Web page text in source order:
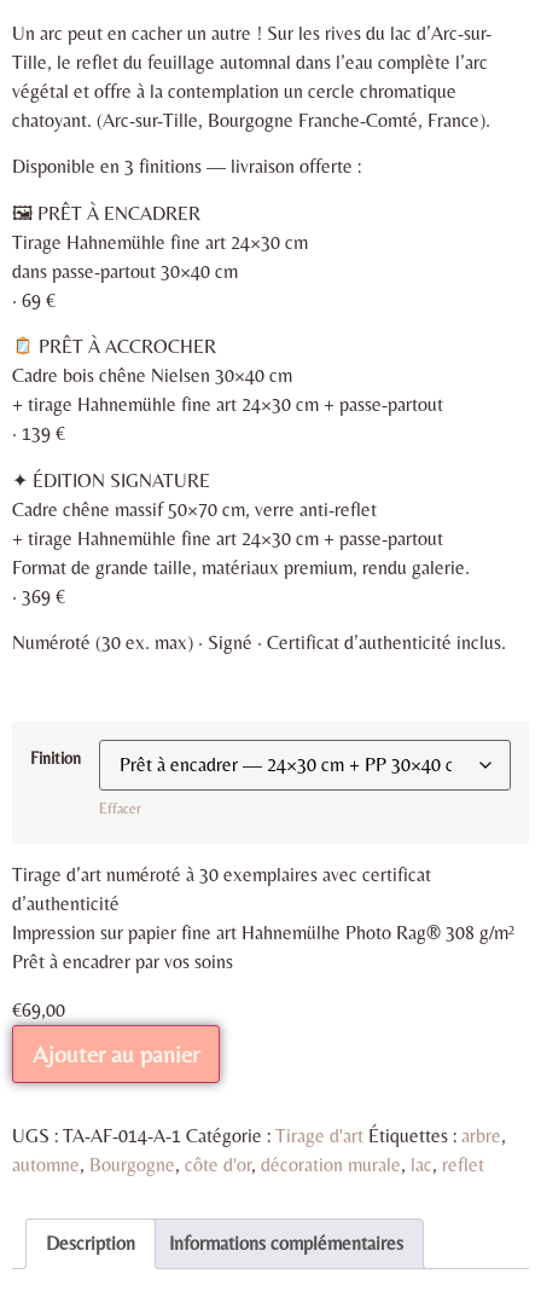
Un arc peut en cacher un autre ! Sur les rives du lac d’Arc-sur-
Tille, le reflet du feuillage automnal dans l’eau complète l’arc
végétal et offre à la contemplation un cercle chromatique
chatoyant. (Arc-sur-Tille, Bourgogne Franche-Comté, France).
Disponible en 3 finitions — livraison offerte :
🖼 PRÊT À ENCADRER
Tirage Hahnemühle fine art 24×30 cm
dans passe-partout 30×40 cm
· 69 €
PRÊT À ACCROCHER
Cadre bois chêne Nielsen 30×40 cm
+ tirage Hahnemühle fine art 24×30 cm + passe-partout
· 139 €
✦ ÉDITION SIGNATURE
Cadre chêne massif 50×70 cm, verre anti-reflet
+ tirage Hahnemühle fine art 24×30 cm + passe-partout
Format de grande taille, matériaux premium, rendu galerie.
· 369 €
Numéroté (30 ex. max) · Signé · Certificat d’authenticité inclus.
Finition
Effacer
Tirage d’art numéroté à 30 exemplaires avec certificat
d’authenticité
Impression sur papier fine art Hahnemülhe Photo Rag® 308 g/m²
Prêt à encadrer par vos soins
€69,00
Ajouter au panier
UGS : TA-AF-014-A-1 Catégorie : Tirage d'art Étiquettes : arbre,
automne, Bourgogne, côte d'or, décoration murale, lac, reflet
Description Informations complémentaires